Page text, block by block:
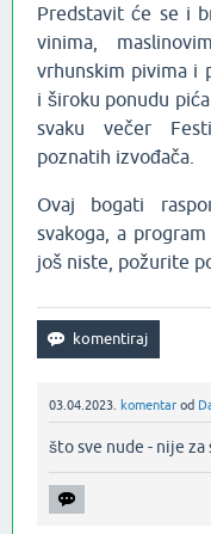
Predstavit će se i
vinima,
vrhunskim pivima i
i široku ponudu
svaku večer
poznatih izvođača.
Ovaj bogati
svakoga, a
još niste, požurite
03.04.2023. komentar od
što sve nude - nije